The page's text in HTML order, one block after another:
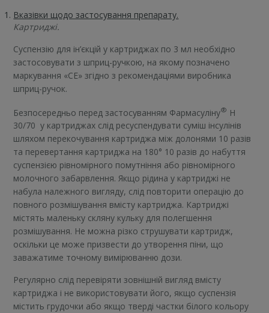
Вказівки щодо застосування препарату.
Картриджі.
Cуспензію для ін’єкцій у картриджах по 3 мл необхідно
застосовувати з шприц-ручкою, на якому позначено
маркування «СЕ» згідно з рекомендаціями виробника
шприц-ручок.
Безпосередньо перед застосуванням Фармасуліну® H
30/70 у картриджах слід ресуспендувати суміш інсулінів
шляхом перекочування картриджа між долонями 10 разів
та перевертання картриджа на 180° 10 разів до набуття
суспензією рівномірного помутніння або рівномірного
молочного забарвлення. Якщо рідина у картриджі не
набула належного вигляду, слід повторити операцію до
повного розмішування вмісту картриджа. Картриджі
містять маленьку скляну кульку для полегшення
розмішування. Не можна різко струшувати картридж,
оскільки це може призвести до утворення піни, що
заважатиме точному вимірюванню дози.
Регулярно слід перевіряти зовнішній вигляд вмісту
картриджа і не використовувати його, якщо суспензія
містить грудочки або якщо тверді частки білого кольору